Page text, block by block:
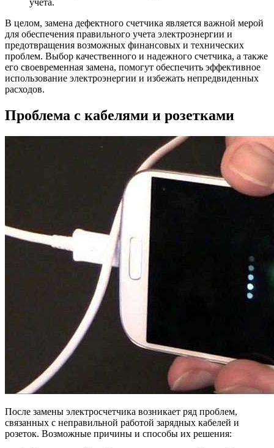
учета.
В целом, замена дефектного счетчика является важной мерой
для обеспечения правильного учета электроэнергии и
предотвращения возможных финансовых и технических
проблем. Выбор качественного и надежного счетчика, а также
его своевременная замена, помогут обеспечить эффективное
использование электроэнергии и избежать непредвиденных
расходов.
Проблема с кабелями и розетками
После замены электросчетчика возникает ряд проблем,
связанных с неправильной работой зарядных кабелей и
розеток. Возможные причины и способы их решения: